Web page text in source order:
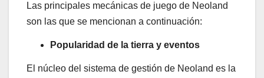
Las principales mecánicas de juego de Neoland
son las que se mencionan a continuación:
Popularidad de la tierra y eventos
El núcleo del sistema de gestión de Neoland es la